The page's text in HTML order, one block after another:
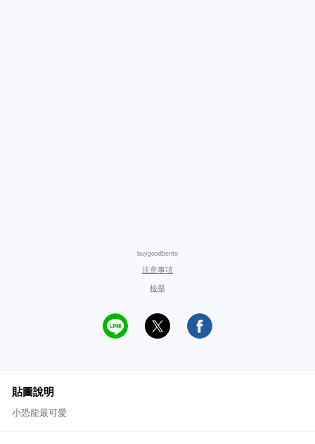
buygoodbento
注意事項
檢舉
貼圖說明
小恐龍最可愛